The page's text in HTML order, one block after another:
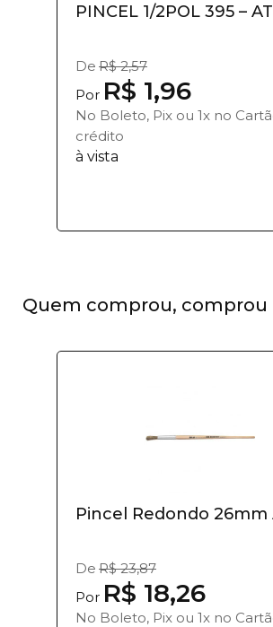
PINCEL 1/2POL 395 –
De R$ 2,57
Por R$ 1,96
No Boleto, Pix ou 1x no
crédito
à vista
Quem comprou,
Pincel Redondo 26mm
De R$ 23,87
Por R$ 18,26
No Boleto, Pix ou 1x no